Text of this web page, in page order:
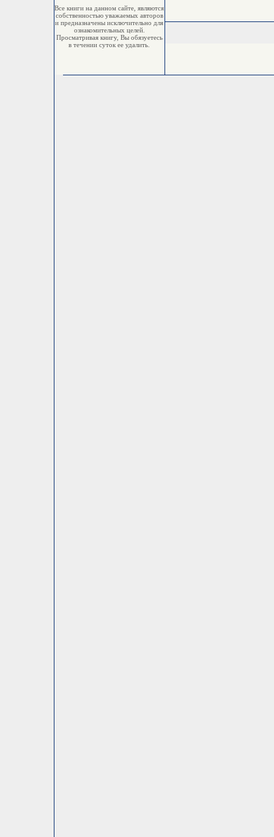
Все книги на данном сайте, являются
собственностью уважаемых авторов
и предназначены исключительно для
ознакомительных целей.
Просматривая книгу, Вы обязуетесь
в течении суток ее удалить.